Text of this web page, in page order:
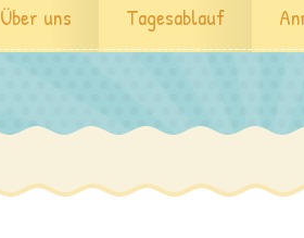
Über uns Tagesablauf